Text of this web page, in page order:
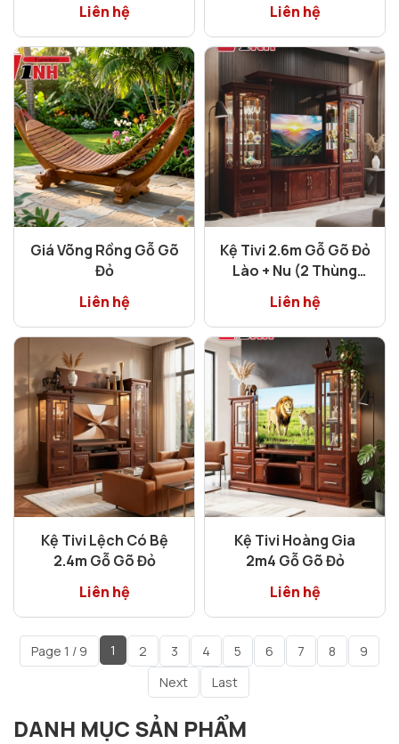
Liên hệ
Liên hệ
Giá Võng Rồng Gỗ Gõ
Đỏ
Liên hệ
Kệ Tivi 2.6m Gỗ Gõ Đỏ
Lào + Nu (2 Thùng
Kiếng)
Liên hệ
Kệ Tivi Lệch Có Bệ
2.4m Gỗ Gõ Đỏ
Liên hệ
Kệ Tivi Hoàng Gia
2m4 Gỗ Gõ Đỏ
Liên hệ
Page 1 / 9 1 2 3 4 5 6 7 8
9
Next
Last
DANH MỤC SẢN PHẨM